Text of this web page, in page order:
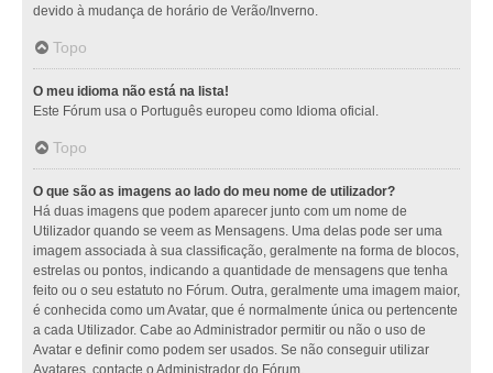
devido à mudança de horário de Verão/Inverno.
Topo
O meu idioma não está na lista!
Este Fórum usa o Português europeu como Idioma oficial.
Topo
O que são as imagens ao lado do meu nome de utilizador?
Há duas imagens que podem aparecer junto com um nome de
Utilizador quando se veem as Mensagens. Uma delas pode ser uma
imagem associada à sua classificação, geralmente na forma de blocos,
estrelas ou pontos, indicando a quantidade de mensagens que tenha
feito ou o seu estatuto no Fórum. Outra, geralmente uma imagem maior,
é conhecida como um Avatar, que é normalmente única ou pertencente
a cada Utilizador. Cabe ao Administrador permitir ou não o uso de
Avatar e definir como podem ser usados. Se não conseguir utilizar
Avatares, contacte o Administrador do Fórum.